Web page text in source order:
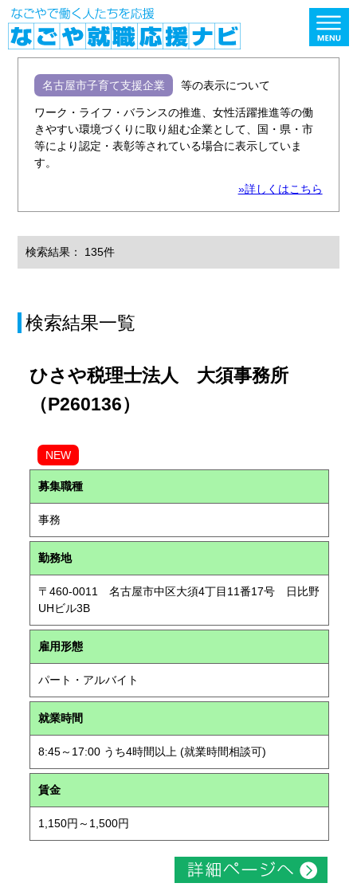
名古屋市子育て支援企業 等の表示について
ワーク・ライフ・バランスの推進、女性活躍推進等の働
きやすい環境づくりに取り組む企業として、国・県・市
等により認定・表彰等されている場合に表示していま
す。
»詳しくはこちら
検索結果： 135件
検索結果一覧
ひさや税理士法人 大須事務所
（P260136）
NEW
募集職種
事務
勤務地
〒460-0011 名古屋市中区大須4丁目11番17号 日比野
UHビル3B
雇用形態
パート・アルバイト
就業時間
8:45～17:00 うち4時間以上 (就業時間相談可)
賃金
1,150円～1,500円